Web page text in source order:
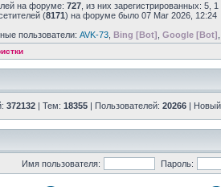
на форуме: 727 , из них зарегистрированных: 5,
(8171) на форуме было 07 Mar 2026, 12:24
пользователи: AVK-73 Bing [Bot] Google [Bot]
372132 | Тем: 18355 | Пользователей: 20266 |
Имя пользователя: Пароль: